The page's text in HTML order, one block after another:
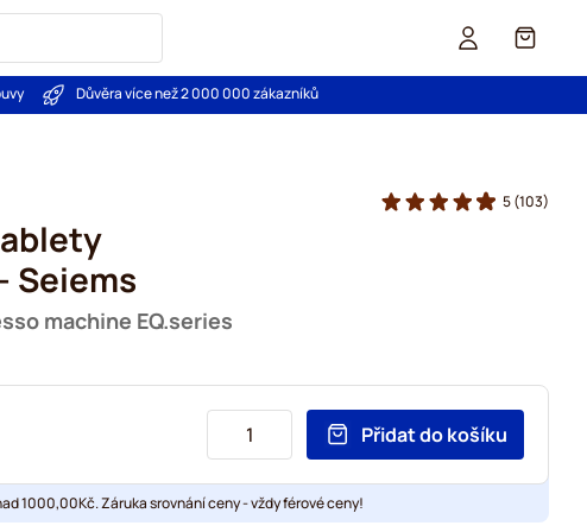
Košík
Důvěra více než 2 000 000 zákazníků
Seiems
machine EQ.series
5(103)
Přidat do košíku
1000,00Kč. Záruka srovnání ceny - vždy férové ceny!